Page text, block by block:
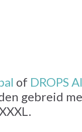
of DROPS
gebreid